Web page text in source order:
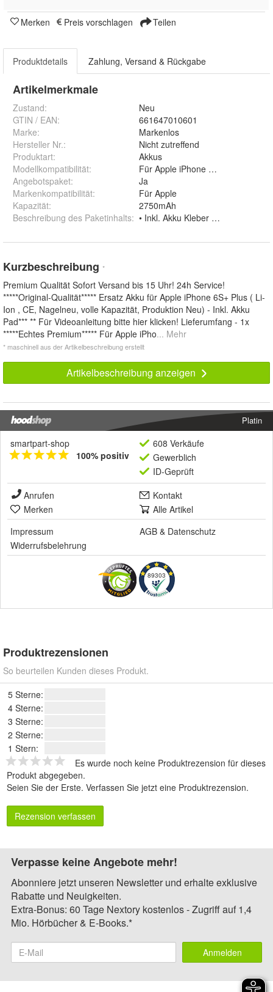
Merken Preis vorschlagen Teilen
Produktdetails Zahlung, Versand & Rückgabe
Artikelmerkmale
Zustand:
Neu
GTIN / EAN:
661647010601
Marke:
Markenlos
Hersteller Nr.:
Nicht zutreffend
Produktart:
Akkus
Modellkompatibilität:
Für Apple iPhone 6s Plus
Angebotspaket:
Ja
Markenkompatibilität:
Für Apple
Kapazität:
2750mAh
Beschreibung des Paketinhalts: • Inkl. Akku Kleber (Vormontiert)
Kurzbeschreibung *
Premium Qualität Sofort Versand bis 15 Uhr! 24h Service!
*****Original-Qualität***** Ersatz Akku für Apple iPhone 6S+ Plus ( Li-
Ion , CE, Nagelneu, volle Kapazität, Produktion Neu) - Inkl. Akku
Pad*** ** Für Videoanleitung bitte hier klicken! Lieferumfang - 1x
*****Echtes Premium***** Für Apple iPho... Mehr
* maschinell aus der Artikelbeschreibung erstellt
Artikelbeschreibung anzeigen
Platin
smartpart-shop
100% positiv
608 Verkäufe
Gewerblich
ID-Geprüft
Anrufen
Kontakt
Merken
Alle Artikel
Impressum
AGB & Datenschutz
Widerrufsbelehrung
89303
Produktrezensionen
So beurteilen Kunden dieses Produkt.
5 Sterne:
4 Sterne:
3 Sterne:
2 Sterne:
1 Stern:
Es wurde noch keine Produktrezension für dieses
Produkt abgegeben.
Seien Sie der Erste. Verfassen Sie jetzt eine Produktrezension.
Rezension verfassen
Verpasse keine Angebote mehr!
Abonniere jetzt unseren Newsletter und erhalte exklusive
Rabatte und Neuigkeiten.
Extra-Bonus: 60 Tage Nextory kostenlos - Zugriff auf 1,4
Mio. Hörbücher & E-Books.*
Anmelden